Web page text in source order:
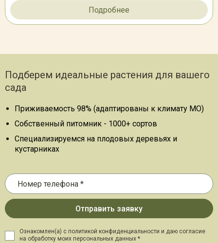
Подробнее
Подберем идеальные растения для вашего
сада
Приживаемость 98% (адаптированы к климату МО)
Собственный питомник - 1000+ сортов
Специализируемся на плодовых деревьях и
кустарниках
Ознакомлен(а) с политикой конфиденциальности и даю согласие
на обработку моих персональных данных *